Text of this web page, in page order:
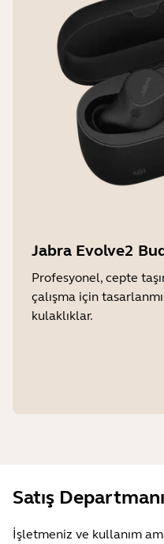
Jabra Evolve2
Profesyonel, cepte
çalışma için
kulaklıklar.
Satış
İşletmeniz ve kullanım